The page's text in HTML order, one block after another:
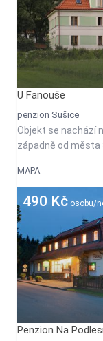
U Fanouše
penzion Sušice
Objekt se nachází
západně od města
MAPA
490 Kčosobu/
Penzion Na